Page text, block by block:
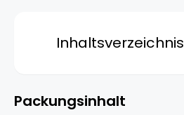
Inhaltsverzeichnis
Packungsinhalt